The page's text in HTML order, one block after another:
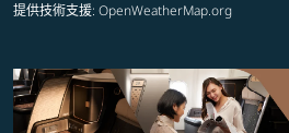
提供技術支援: OpenWeatherMap.org